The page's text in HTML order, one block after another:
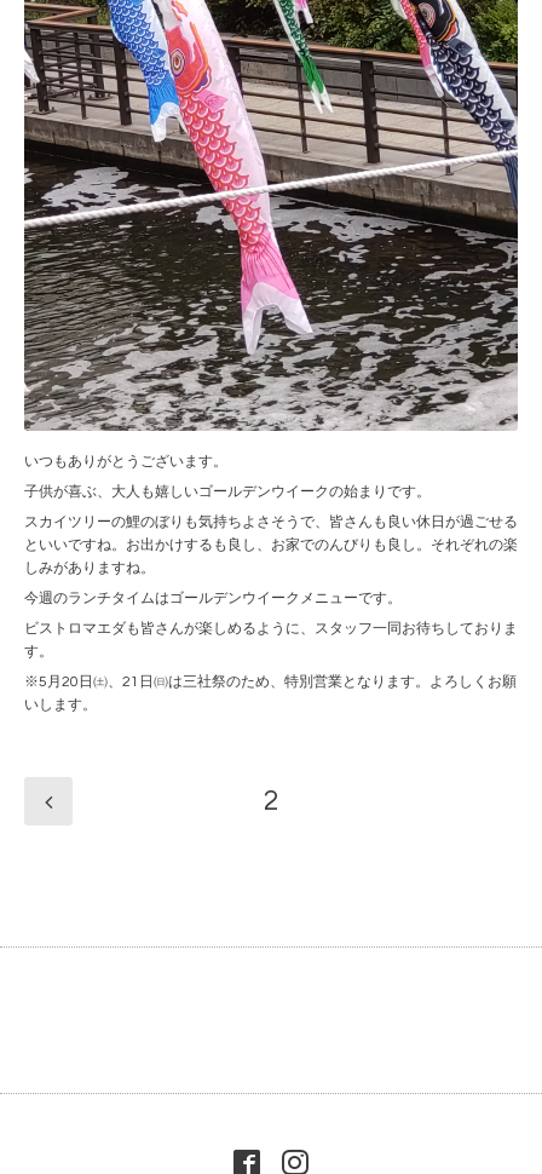
いつもありがとうございます。
子供が喜ぶ、大人も嬉しいゴールデンウイークの始まりです。
スカイツリーの鯉のぼりも気持ちよさそうで、皆さんも良い休日が過ごせる
といいですね。お出かけするも良し、お家でのんびりも良し。それぞれの楽
しみがありますね。
今週のランチタイムはゴールデンウイークメニューです。
ビストロマエダも皆さんが楽しめるように、スタッフ一同お待ちしておりま
す。
※5月20日㈯、21日㈰は三社祭のため、特別営業となります。よろしくお願
いします。
2